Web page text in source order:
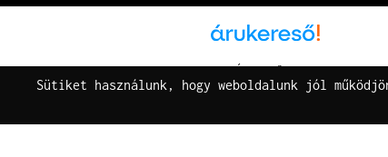
Árukereső.hu